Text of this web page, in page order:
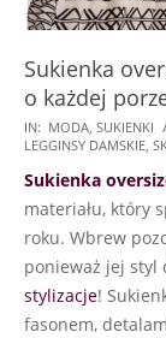
Sukienka
o każdej
2023-
11-
10
IN: MODA, SUKIENKI
LEGGINSY DAMSKIE,
Sukienka
materiału, który
roku. Wbrew
ponieważ jej styl
stylizacje!
fasonem,